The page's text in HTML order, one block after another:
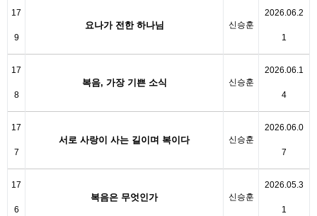
17
9
요나가 전한 하나님 신승훈
2026.06.2
1
17
8
복음, 가장 기쁜 소식 신승훈
2026.06.1
4
17
7
서로 사랑이 사는 길이며 복이다 신승훈
2026.06.0
7
17
6
복음은 무엇인가 신승훈
2026.05.3
1